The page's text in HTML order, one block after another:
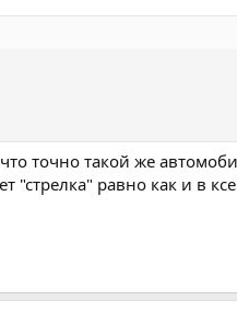
точно такой же
равно как и в